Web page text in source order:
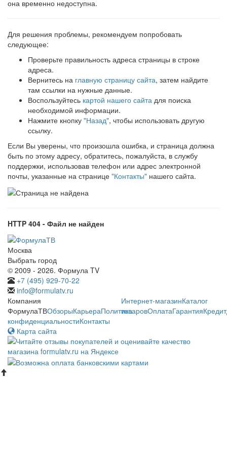
она временно недоступна.
Для решения проблемы, рекомендуем попробовать
следующее:
Проверьте правильность адреса страницы в строке
адреса.
Вернитесь на главную страницу сайта, затем найдите
там ссылки на нужные данные.
Воспользуйтесь картой нашего сайта для поиска
необходимой информации.
Нажмите кнопку "Назад", чтобы использовать другую
ссылку.
Если Вы уверены, что произошла ошибка, и страница должна
быть по этому адресу, обратитесь, пожалуйста, в службу
поддержки, использовав телефон или адрес электронной
почты, указанные на странице "Контакты" нашего сайта.
HTTP 404 - Файл не найден
Москва
Выбрать город
© 2009 - 2026. Формула TV
+7 (495) 929-70-22
info@formulatv.ru
Компания
ФормулаТВОбзорыКарьераПолитика
конфиденциальностиКонтакты
Интернет-магазинКаталог
товаровОплатаГарантияКредит
Карта сайта